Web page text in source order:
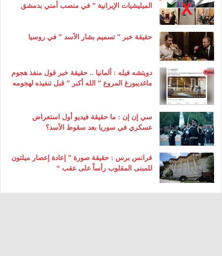
الميليشيات الإيرانية ” في منصب أمني بدمشق
حقيقة خبر ” تسميم بشار الأسد ” في روسيا
دويتشه فيله : ألمانيا .. حقيقة خبر قول منفذ هجوم
ماغديبورغ المروع ” الله أكبر ” قبل تنفيذه لهجومه
سي إن إن : ما حقيقة فيديو أول استعراض
عسكري في سوريا بعد سقوط الأسد؟
فرانس برس : حقيقة صورة ” إعادة إعصار ميلتون
للمبنى المقلوب رأساً على عقب “